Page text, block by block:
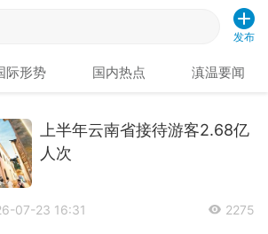
发布
际形势 国内热点 滇温要闻
上半年云南省接待游客2.68亿
人次
07-23 16:31 2275